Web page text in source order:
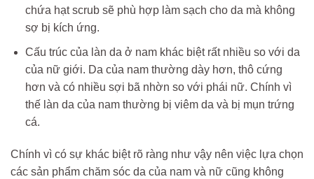
chứa hạt scrub sẽ phù hợp làm sạch cho da mà không
sợ bị kích ứng.
Cấu trúc của làn da ở nam khác biệt rất nhiều so với da
của nữ giới. Da của nam thường dày hơn, thô cứng
hơn và có nhiều sợi bã nhờn so với phái nữ. Chính vì
thế làn da của nam thường bị viêm da và bị mụn trứng
cá.
Chính vì có sự khác biệt rõ ràng như vậy nên việc lựa chọn
các sản phẩm chăm sóc da của nam và nữ cũng không